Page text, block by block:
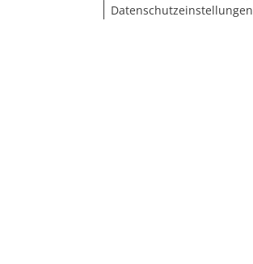
Datenschutzeinstellungen